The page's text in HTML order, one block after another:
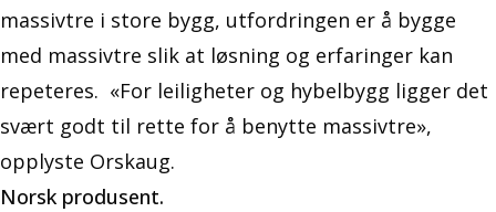
massivtre i store bygg, utfordringen er å bygge
med massivtre slik at løsning og erfaringer kan
repeteres. «For leiligheter og hybelbygg ligger det
svært godt til rette for å benytte massivtre»,
opplyste Orskaug.
Norsk produsent.